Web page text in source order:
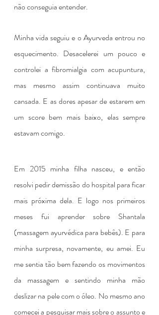
não conseguia entender.
Minha vida seguiu e o Ayurveda entrou no
esquecimento. Desacelerei um pouco e
controlei a fibromialgia com acupuntura,
mas mesmo assim continuava muito
cansada. E as dores apesar de estarem em
um score bem mais baixo, elas sempre
estavam comigo.
Em 2015 minha filha nasceu, e então
resolvi pedir demissão do hospital para ficar
mais próxima dela. E logo nos primeiros
meses fui aprender sobre Shantala
(massagem ayurvédica para bebês). E para
minha surpresa, novamente, eu amei. Eu
me sentia tão bem fazendo os movimentos
da massagem e sentindo minha mão
deslizar na pele com o óleo. No mesmo ano
comecei a pesquisar mais sobre o assunto e